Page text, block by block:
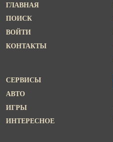
ГЛАВНАЯ
ПОИСК
ВОЙТИ
КОНТАКТЫ
СЕРВИСЫ
АВТО
ИГРЫ
ИНТЕРЕСНОЕ